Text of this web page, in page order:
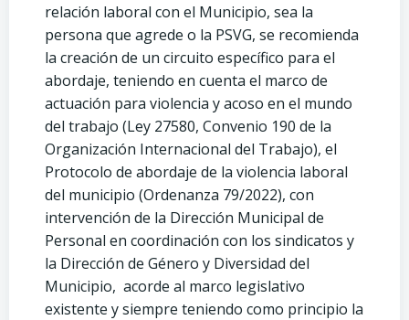
relación laboral con el Municipio, sea la
persona que agrede o la PSVG, se recomienda
la creación de un circuito específico para el
abordaje, teniendo en cuenta el marco de
actuación para violencia y acoso en el mundo
del trabajo (Ley 27580, Convenio 190 de la
Organización Internacional del Trabajo), el
Protocolo de abordaje de la violencia laboral
del municipio (Ordenanza 79/2022), con
intervención de la Dirección Municipal de
Personal en coordinación con los sindicatos y
la Dirección de Género y Diversidad del
Municipio, acorde al marco legislativo
existente y siempre teniendo como principio la